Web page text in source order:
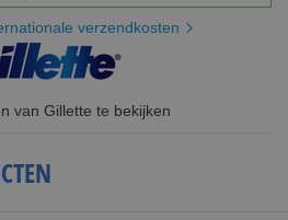
verzendkosten
van Gillette te bekijken